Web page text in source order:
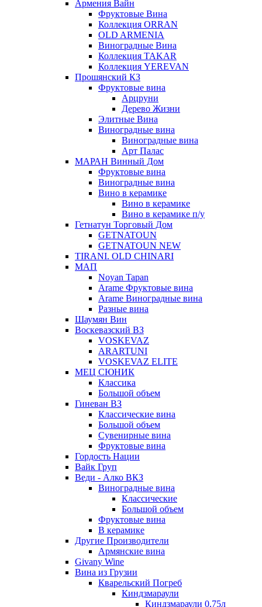
Армения Вайн
Фруктовые Вина
Коллекция ORRAN
OLD ARMENIA
Виноградные Вина
Коллекция TAKAR
Коллекция YEREVAN
Прошянский КЗ
Фруктовые вина
Арцруни
Дерево Жизни
Элитные Вина
Виноградные вина
Виноградные вина
Арт Палас
МАРАН Винный Дом
Фруктовые вина
Виноградные вина
Вино в керамике
Вино в керамике
Вино в керамике п/у
Гетнатун Торговый Дом
GETNATOUN
GETNATOUN NEW
TIRANI. OLD CHINARI
МАП
Noyan Tapan
Arame Фруктовые вина
Arame Виноградные вина
Разные вина
Шаумян Вин
Воскевазский ВЗ
VOSKEVAZ
ARARTUNI
VOSKEVAZ ELITE
МЕЦ СЮНИК
Классика
Большой объем
Гиневан ВЗ
Классические вина
Большой объем
Сувенирные вина
Фруктовые вина
Гордость Нации
Вайк Груп
Веди - Алко ВКЗ
Виноградные вина
Классические
Большой объем
Фруктовые вина
В керамике
Другие Производители
Армянские вина
Givany Wine
Вина из Грузии
Кварельский Погреб
Киндзмараули
Киндзмараули 0,75л